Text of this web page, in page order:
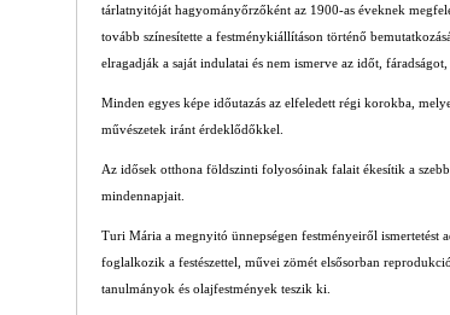
tárlatnyitóját hagyományőrzőként az 1900-as éveknek
tovább színesítette a festménykiállításon történő
elragadják a saját indulatai és nem ismerve az időt,
Minden egyes képe időutazás az elfeledett régi korokba,
művészetek iránt érdeklődőkkel.
Az idősek otthona földszinti folyosóinak falait ékesítik a
mindennapjait.
Turi Mária a megnyitó ünnepségen festményeiről ismertetést
foglalkozik a festészettel, művei zömét elsősorban
tanulmányok és olajfestmények teszik ki.